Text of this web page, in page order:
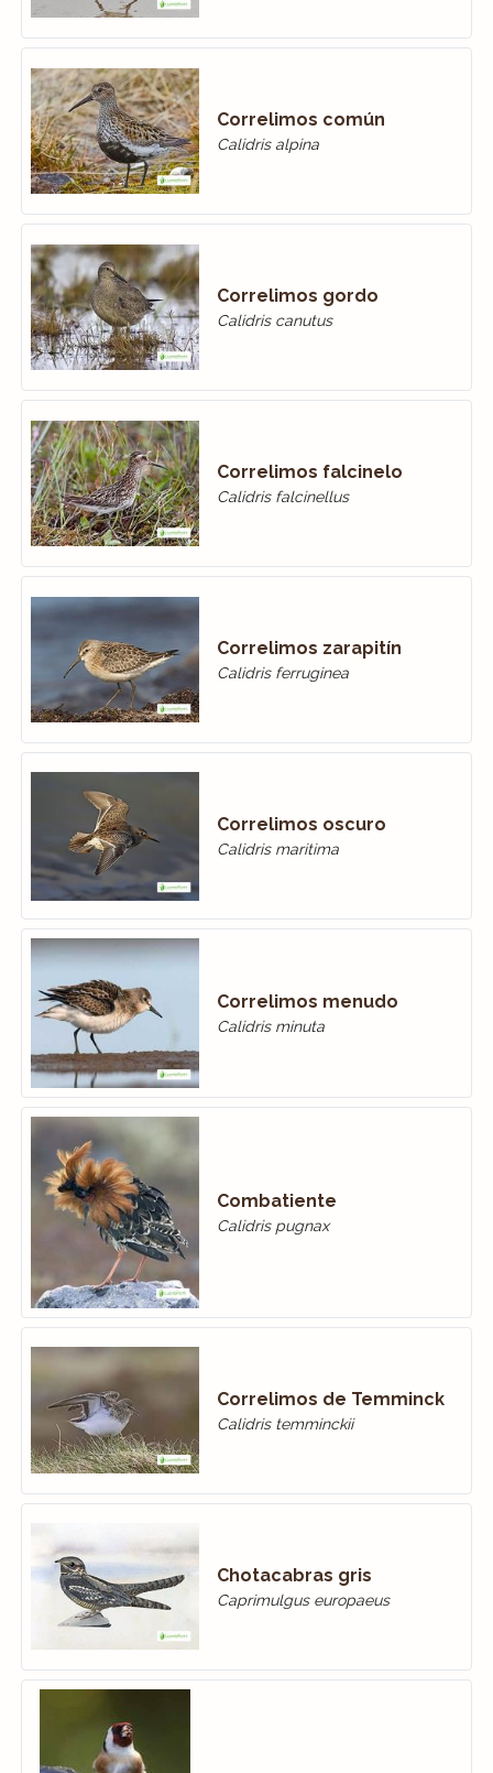
Correlimos común
Calidris alpina
Correlimos gordo
Calidris canutus
Correlimos falcinelo
Calidris falcinellus
Correlimos zarapitín
Calidris ferruginea
Correlimos oscuro
Calidris maritima
Correlimos menudo
Calidris minuta
Combatiente
Calidris pugnax
Correlimos de Temminck
Calidris temminckii
Chotacabras gris
Caprimulgus europaeus